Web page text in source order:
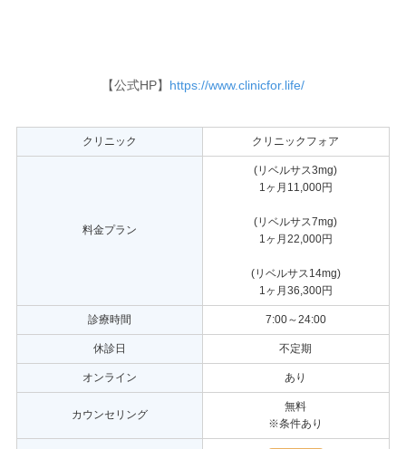
【公式HP】 https://www.clinicfor.life/
クリニック クリニックフォア
料金プラン
(リベルサス3mg)
1ヶ月11,000円
(リベルサス7mg)
1ヶ月22,000円
(リベルサス14mg)
1ヶ月36,300円
診療時間 7:00～24:00
休診日 不定期
オンライン あり
カウンセリング
無料
※条件あり